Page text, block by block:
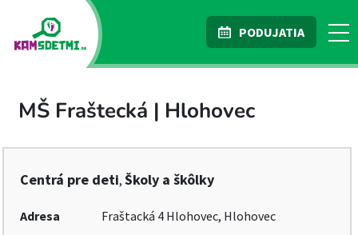
PODUJATIA
MŠ Fraštecká | Hlohovec
Centrá pre deti, Školy a škôlky
Adresa Fraštacká 4 Hlohovec, Hlohovec